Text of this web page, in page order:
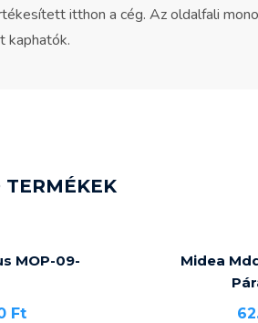
itthon a cég. Az oldalfali
kaphatók.
TERMÉKEK
MOP-09-
Ft
Midea